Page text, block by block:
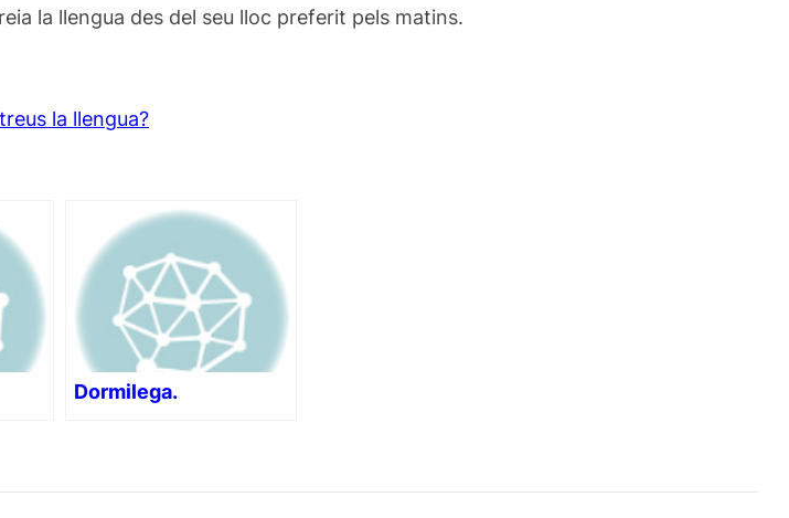
la llengua des del seu lloc preferit pels matins.
Dormilega.